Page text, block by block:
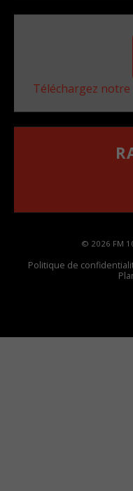
Téléchargez
© 2026 FM
Politique de